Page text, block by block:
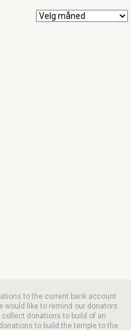
to the current bank account
would like to remind our donators
donations to build of an
to build the temple to the